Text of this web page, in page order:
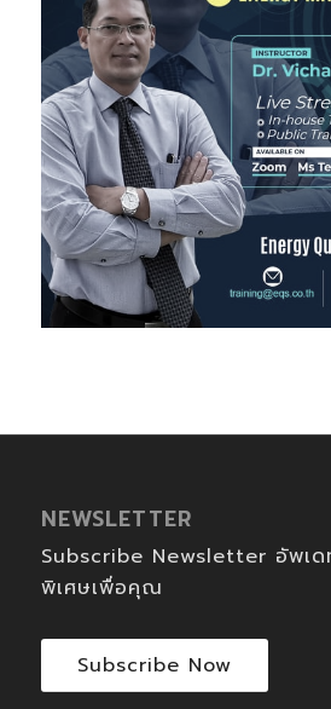
NEWSLETTER
Subscribe Newsletter อัพเด
พิเศษเพื่อคุณ
Subscribe Now